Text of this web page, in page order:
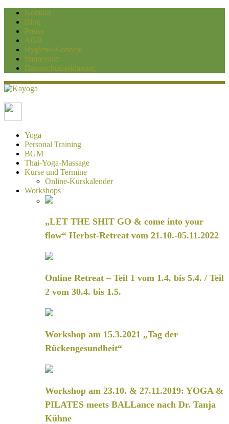
Kontakt
Blog
Preise
AGB
Hygiene-Konzept
Impressum
Datenschutzerklärung
Kayoga
Yoga und Personaltraining Duisburg
Yoga
Personal Training
BGM
Thai-Yoga-Massage
Kurse und Termine
Online-Kurskalender
Workshops
„LET THE SHIT GO & come into your
flow“ Herbst-Retreat vom 21.10.-05.11.2022
Online Retreat – Teil 1 vom 1.4. bis 5.4. / Teil
2 vom 30.4. bis 1.5.
Workshop am 15.3.2021 „Tag der
Rückengesundheit“
Workshop am 23.10. & 27.11.2019: YOGA &
PILATES meets BALLance nach Dr. Tanja
Kühne